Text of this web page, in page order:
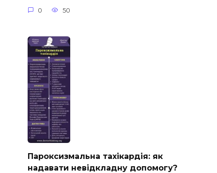
0 50
Пароксизмальна тахікардія: як
надавати невідкладну допомогу?